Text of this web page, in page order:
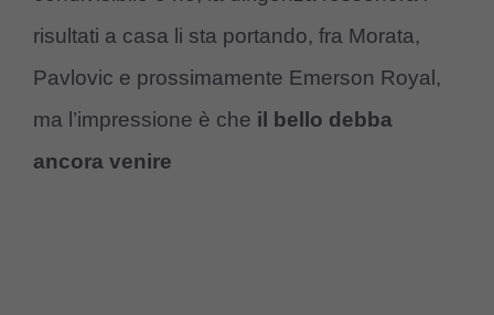
risultati a casa li sta portando, fra Morata,
Pavlovic e prossimamente Emerson Royal,
ma l’impressione è che il bello debba
ancora venire